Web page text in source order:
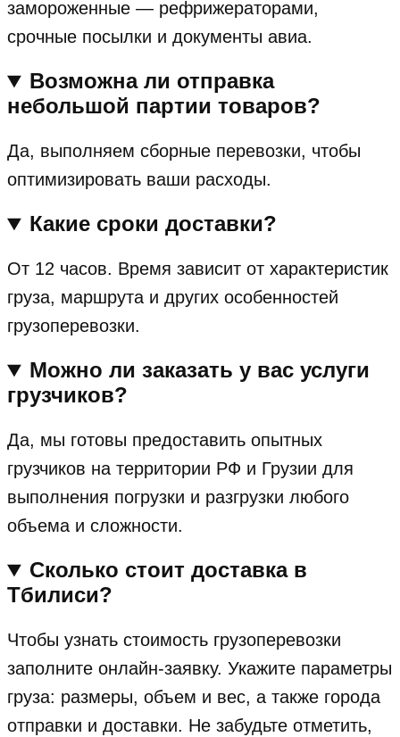
замороженные — рефрижераторами,
срочные посылки и документы авиа.
Возможна ли отправка
небольшой партии товаров?
Да, выполняем сборные перевозки, чтобы
оптимизировать ваши расходы.
Какие сроки доставки?
От 12 часов. Время зависит от характеристик
груза, маршрута и других особенностей
грузоперевозки.
Можно ли заказать у вас услуги
грузчиков?
Да, мы готовы предоставить опытных
грузчиков на территории РФ и Грузии для
выполнения погрузки и разгрузки любого
объема и сложности.
Сколько стоит доставка в
Тбилиси?
Чтобы узнать стоимость грузоперевозки
заполните онлайн-заявку. Укажите параметры
груза: размеры, объем и вес, а также города
отправки и доставки. Не забудьте отметить,